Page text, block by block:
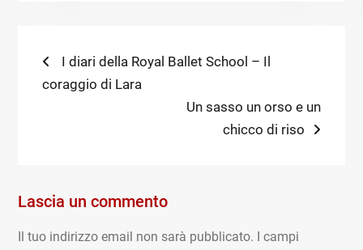
Navigazione
articoli
Previous
post:
I diari della Royal Ballet School – Il
coraggio di Lara
Next
Un sasso un orso e un
chicco di riso
Lascia un commento
Il tuo indirizzo email non sarà pubblicato.
I campi